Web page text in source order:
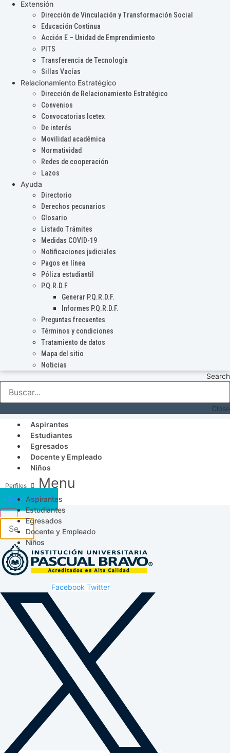
Extensión
Dirección de Vinculación y Transformación Social
Educación Continua
Acción E – Unidad de Emprendimiento
PITS
Transferencia de Tecnología
Sillas Vacías
Relacionamiento Estratégico
Dirección de Relacionamiento Estratégico
Convenios
Convocatorias Icetex
De interés
Movilidad académica
Normatividad
Redes de cooperación
Lazos
Ayuda
Directorio
Derechos pecunarios
Glosario
Listado Trámites
Medidas COVID-19
Notificaciones judiciales
Pagos en línea
Póliza estudiantil
P.Q.R.D.F
Generar P.Q.R.D.F.
Informes P.Q.R.D.F.
Preguntas frecuentes
Términos y condiciones
Tratamiento de datos
Mapa del sitio
Noticias
Search
Close
Aspirantes
Estudiantes
Egresados
Docente y Empleado
Niños
Menu
Aspirantes
Estudiantes
Egresados
Docente y Empleado
Niños
Acceso SICAU
Facebook Twitter